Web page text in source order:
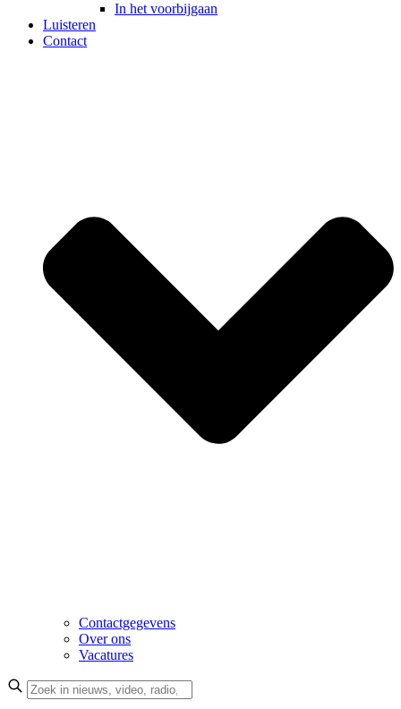
In het voorbijgaan
Luisteren
Contact
Contactgegevens
Over ons
Vacatures